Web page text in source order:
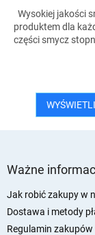
Wysokiej jakości
produktem dla
części smycz
Ważne
Jak robić zakupy w
Dostawa i metody
Regulamin zakupów